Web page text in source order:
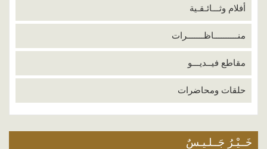
أفلام وثـــائـقـية
منــــــــــاظـــــــرات
مقاطع فيــديـــو
حلقات ومحاضرات
خَــيْـرُ جَــلـيـسٌ